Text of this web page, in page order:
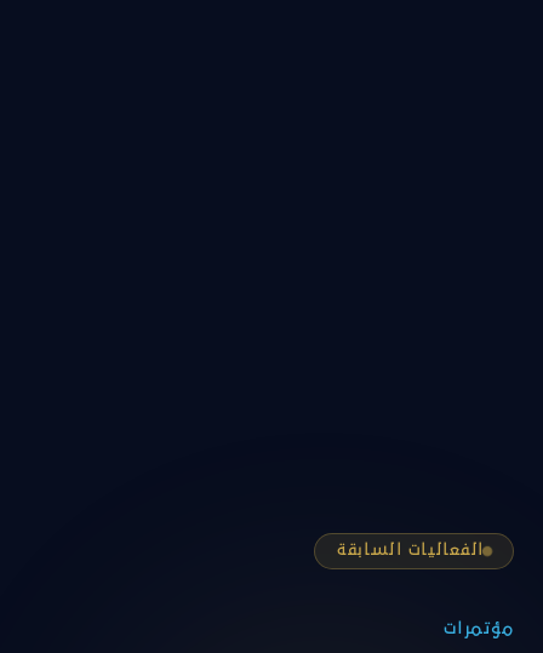
الفعاليات السابقة
مؤتمرات